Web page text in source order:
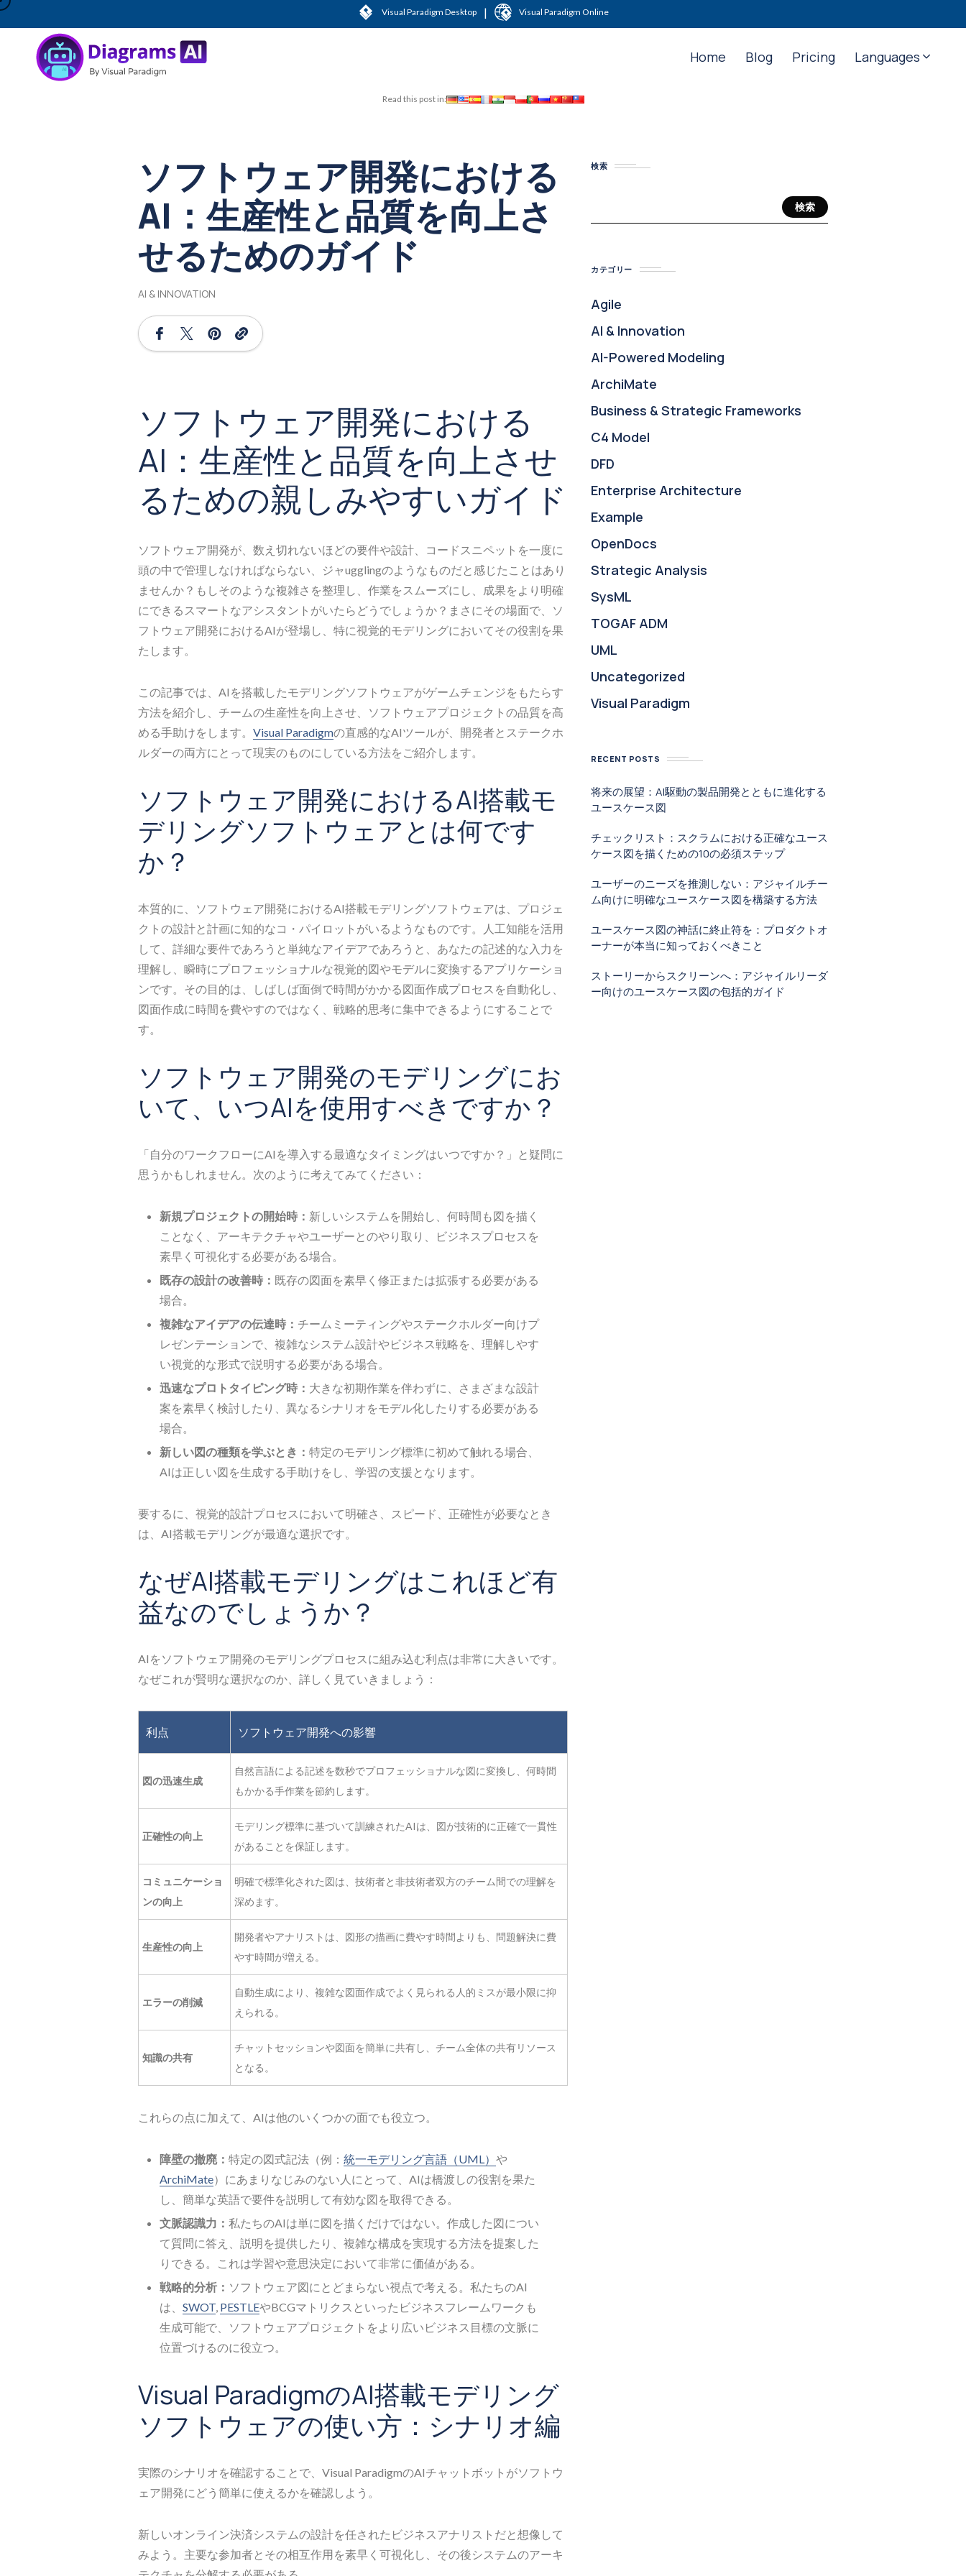
Visual Paradigm Desktop | Visual Paradigm Online
Home Blog Pricing Languages
Read this post in:
ソフトウェア開発における
AI：生産性と品質を向上さ
せるためのガイド
AI & INNOVATION
ソフトウェア開発における
AI：生産性と品質を向上させ
るための親しみやすいガイド
ソフトウェア開発が、数え切れないほどの要件や設計、コードスニペットを一度に
頭の中で管理しなければならない、ジャugglingのようなものだと感じたことはあり
ませんか？もしそのような複雑さを整理し、作業をスムーズにし、成果をより明確
にできるスマートなアシスタントがいたらどうでしょうか？まさにその場面で、ソ
フトウェア開発におけるAIが登場し、特に視覚的モデリングにおいてその役割を果
たします。
この記事では、AIを搭載したモデリングソフトウェアがゲームチェンジをもたらす
方法を紹介し、チームの生産性を向上させ、ソフトウェアプロジェクトの品質を高
める手助けをします。 Visual Paradigmの直感的なAIツールが、開発者とステークホ
ルダーの両方にとって現実のものにしている方法をご紹介します。
ソフトウェア開発におけるAI搭載モ
デリングソフトウェアとは何です
か？
本質的に、ソフトウェア開発におけるAI搭載モデリングソフトウェアは、プロジェ
クトの設計と計画に知的なコ・パイロットがいるようなものです。人工知能を活用
して、詳細な要件であろうと単純なアイデアであろうと、あなたの記述的な入力を
理解し、瞬時にプロフェッショナルな視覚的図やモデルに変換するアプリケーショ
ンです。その目的は、しばしば面倒で時間がかかる図面作成プロセスを自動化し、
図面作成に時間を費やすのではなく、戦略的思考に集中できるようにすることで
す。
ソフトウェア開発のモデリングにお
いて、いつAIを使用すべきですか？
「自分のワークフローにAIを導入する最適なタイミングはいつですか？」と疑問に
思うかもしれません。次のように考えてみてください：
新規プロジェクトの開始時： 新しいシステムを開始し、何時間も図を描く
ことなく、アーキテクチャやユーザーとのやり取り、ビジネスプロセスを
素早く可視化する必要がある場合。
既存の設計の改善時： 既存の図面を素早く修正または拡張する必要がある
場合。
複雑なアイデアの伝達時： チームミーティングやステークホルダー向けプ
レゼンテーションで、複雑なシステム設計やビジネス戦略を、理解しやす
い視覚的な形式で説明する必要がある場合。
迅速なプロトタイピング時： 大きな初期作業を伴わずに、さまざまな設計
案を素早く検討したり、異なるシナリオをモデル化したりする必要がある
場合。
新しい図の種類を学ぶとき： 特定のモデリング標準に初めて触れる場合、
AIは正しい図を生成する手助けをし、学習の支援となります。
要するに、視覚的設計プロセスにおいて明確さ、スピード、正確性が必要なとき
は、AI搭載モデリングが最適な選択です。
なぜAI搭載モデリングはこれほど有
益なのでしょうか？
AIをソフトウェア開発のモデリングプロセスに組み込む利点は非常に大きいです。
なぜこれが賢明な選択なのか、詳しく見ていきましょう：
利点 ソフトウェア開発への影響
図の迅速生成
自然言語による記述を数秒でプロフェッショナルな図に変換し、何時間
もかかる手作業を節約します。
正確性の向上
モデリング標準に基づいて訓練されたAIは、図が技術的に正確で一貫性
があることを保証します。
コミュニケーショ
ンの向上
明確で標準化された図は、技術者と非技術者双方のチーム間での理解を
深めます。
生産性の向上
開発者やアナリストは、図形の描画に費やす時間よりも、問題解決に費
やす時間が増える。
エラーの削減
自動生成により、複雑な図面作成でよく見られる人的ミスが最小限に抑
えられる。
知識の共有
チャットセッションや図面を簡単に共有し、チーム全体の共有リソース
となる。
これらの点に加えて、AIは他のいくつかの面でも役立つ。
障壁の撤廃： 特定の図式記法（例： 統一モデリング言語（UML） や
ArchiMate）にあまりなじみのない人にとって、AIは橋渡しの役割を果た
し、簡単な英語で要件を説明して有効な図を取得できる。
文脈認識力： 私たちのAIは単に図を描くだけではない。作成した図につい
て質問に答え、説明を提供したり、複雑な構成を実現する方法を提案した
りできる。これは学習や意思決定において非常に価値がある。
戦略的分析： ソフトウェア図にとどまらない視点で考える。私たちのAI
は、 SWOT, PESTLEやBCGマトリクスといったビジネスフレームワークも
生成可能で、ソフトウェアプロジェクトをより広いビジネス目標の文脈に
位置づけるのに役立つ。
Visual ParadigmのAI搭載モデリング
ソフトウェアの使い方：シナリオ編
実際のシナリオを確認することで、Visual ParadigmのAIチャットボットがソフトウ
ェア開発にどう簡単に使えるかを確認しよう。
新しいオンライン決済システムの設計を任されたビジネスアナリストだと想像して
みよう。主要な参加者とその相互作用を素早く可視化し、その後システムのアーキ
検索
検索
カテゴリー
Agile
AI & Innovation
AI-Powered Modeling
ArchiMate
Business & Strategic Frameworks
C4 Model
DFD
Enterprise Architecture
Example
OpenDocs
Strategic Analysis
SysML
TOGAF ADM
UML
Uncategorized
Visual Paradigm
RECENT POSTS
将来の展望：AI駆動の製品開発とともに進化する
ユースケース図
チェックリスト：スクラムにおける正確なユース
ケース図を描くための10の必須ステップ
ユーザーのニーズを推測しない：アジャイルチー
ム向けに明確なユースケース図を構築する方法
ユースケース図の神話に終止符を：プロダクトオ
ーナーが本当に知っておくべきこと
ストーリーからスクリーンへ：アジャイルリーダ
ー向けのユースケース図の包括的ガイド